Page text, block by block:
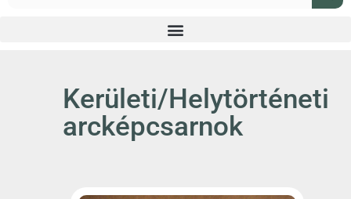
Kerületi/Helytörténeti
arcképcsarnok